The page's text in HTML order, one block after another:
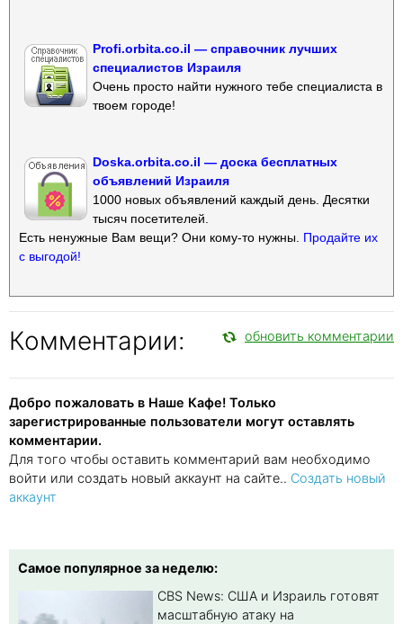
Profi.orbita.co.il — справочник лучших
специалистов Израиля
Очень просто найти нужного тебе специалиста в
твоем городе!
Doska.orbita.co.il — доска бесплатных
объявлений Израиля
1000 новых объявлений каждый день. Десятки
тысяч посетителей.
Есть ненужные Вам вещи? Они кому-то нужны. Продайте их
с выгодой!
Комментарии: обновить комментарии
Добро пожаловать в Наше Кафе! Только
зарегистрированные пользователи могут оставлять
комментарии.
Для того чтобы оставить комментарий вам необходимо
войти или создать новый аккаунт на сайте.. Создать новый
аккаунт
Самое популярное за неделю:
CBS News: США и Израиль готовят
масштабную атаку на